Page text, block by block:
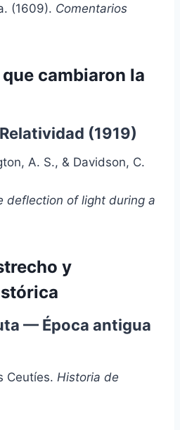
(1609). Comentarios
cambiaron la
(1919)
A. S., & Davidson, C.
deflection of light during a
y
— Época antigua
Ceutíes. Historia de